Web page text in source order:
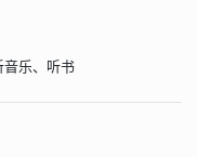
音乐、听书